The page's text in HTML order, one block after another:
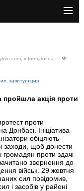
informator.ua —
капитуляция
пройшла акція проти
проти
Ініціатива
обіцяють
заходи, щоб донести
проти здачі
звернення до
військ. 29 жовтня
сил повідомив,
і засобів у районі